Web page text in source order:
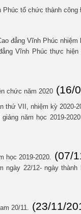
tổ chức thành
đẳng Vĩnh Phúc nhiệm
Vĩnh Phúc thực
chức năm 2020 (16/
thứ VII, nhiệm kỳ 2020-
năm học 2019-
học 2019-2020. (07/
ngày 22/12- ngày
20/11. (23/11/